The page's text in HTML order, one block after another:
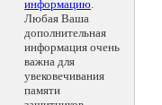
информацию.
Любая Ваша
дополнительная
информация очень
важна для
увековечивания
памяти